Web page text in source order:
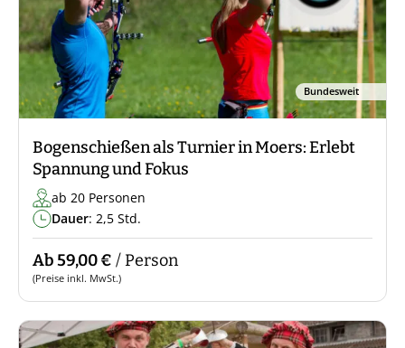
Bundesweit
Bogenschießen als Turnier in Moers: Erlebt
Spannung und Fokus
ab 20 Personen
Dauer: 2,5 Std.
Ab 59,00 € / Person
(Preise inkl. MwSt.)